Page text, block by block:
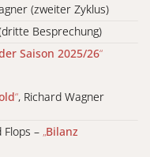
(zweiter Zyklus)
Besprechung)
Saison 2025/26“
“, Richard Wagner
– „Bilanz